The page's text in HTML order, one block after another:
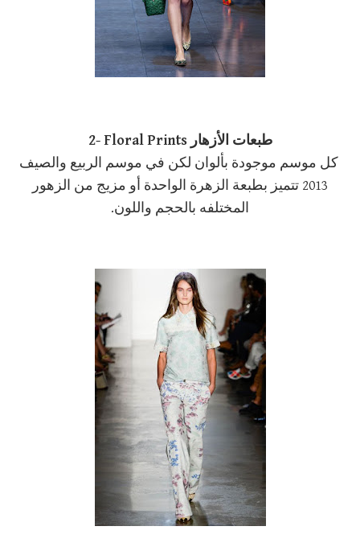
2- Floral Prints طبعات الأزهار
كل موسم موجودة بألوان لكن في موسم الربيع والصيف
2013 تتميز بطبعة الزهرة الواحدة أو مزيج من الزهور
المختلفه بالحجم واللون.